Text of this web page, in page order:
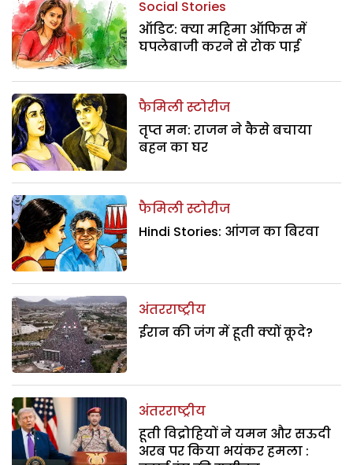
Social Stories
ऑडिट: क्या महिमा ऑफिस में
घपलेबाजी करने से रोक पाई
फैमिली स्टोरीज
तृप्त मन: राजन ने कैसे बचाया
बहन का घर
फैमिली स्टोरीज
Hindi Stories: आंगन का बिरवा
अंतरराष्ट्रीय
ईरान की जंग में हूती क्यों कूदे?
अंतरराष्ट्रीय
हूती विद्रोहियों ने यमन और सऊदी
अरब पर किया भयंकर हमला :